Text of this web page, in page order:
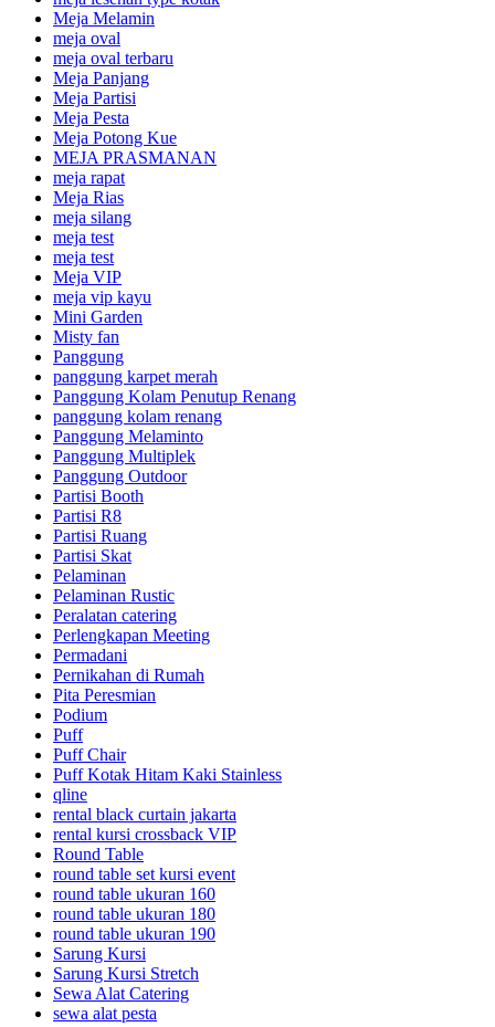
Meja Melamin
meja oval
meja oval terbaru
Meja Panjang
Meja Partisi
Meja Pesta
Meja Potong Kue
MEJA PRASMANAN
meja rapat
Meja Rias
meja silang
meja test
meja test
Meja VIP
meja vip kayu
Mini Garden
Misty fan
Panggung
panggung karpet merah
Panggung Kolam Penutup Renang
panggung kolam renang
Panggung Melaminto
Panggung Multiplek
Panggung Outdoor
Partisi Booth
Partisi R8
Partisi Ruang
Partisi Skat
Pelaminan
Pelaminan Rustic
Peralatan catering
Perlengkapan Meeting
Permadani
Pernikahan di Rumah
Pita Peresmian
Podium
Puff
Puff Chair
Puff Kotak Hitam Kaki Stainless
qline
rental black curtain jakarta
rental kursi crossback VIP
Round Table
round table set kursi event
round table ukuran 160
round table ukuran 180
round table ukuran 190
Sarung Kursi
Sarung Kursi Stretch
Sewa Alat Catering
sewa alat pesta